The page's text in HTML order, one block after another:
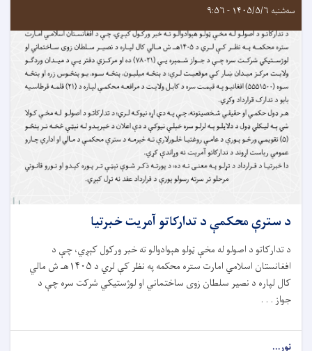
سه‌شنبه ۱۴۰۵/۵/۶ - ۹:۵۶
د سترې محکمې د تدارکاتو آمريت خبرتيا
د تدارکاتو د اصولو له مخې ټولو هېوادوالو ته خبر ورکول کېږي، چې د
افغانستان اسلامي امارت ستره محکمه په نظر کې لري د ۱۴۰۵هـ ش مالي
کال لپاره د نصیر سلطان زوی ساختماني او لوژستیکي شرکت سره چې د
جواز . . .
نور...